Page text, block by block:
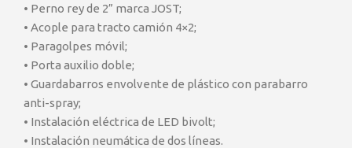
• Perno rey de 2” marca JOST;
• Acople para tracto camión 4×2;
• Paragolpes móvil;
• Porta auxilio doble;
• Guardabarros envolvente de plástico con parabarro
anti-spray;
• Instalación eléctrica de LED bivolt;
• Instalación neumática de dos líneas.